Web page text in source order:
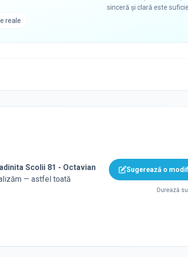
reale
sinceră și clară este
Scolii 81 - Octavian
— astfel toată
Sugerează o
Durează